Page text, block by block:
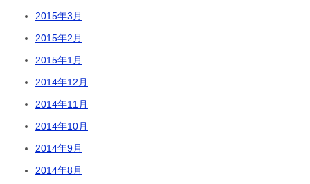
2015年3月
2015年2月
2015年1月
2014年12月
2014年11月
2014年10月
2014年9月
2014年8月